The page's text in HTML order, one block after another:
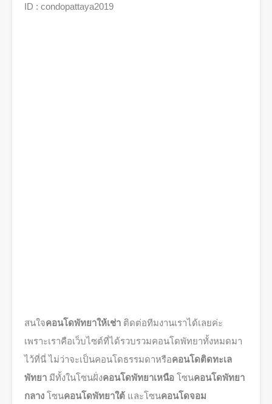
ID : condopattaya2019
สนใจคอนโดพัทยาให้เช่า ติดต่อทีมงานเราได้เลยค่ะ
เพราะเราคือเว็บไซต์ที่ได้รวบรวมคอนโดพัทยาทั้งหมดมา
ไว้ที่นี่ ไม่ว่าจะเป็นคอนโดธรรมดาหรือคอนโดติดทะเล
พัทยา มีทั้งในโซนฝั่งคอนโดพัทยาเหนือ โซนคอนโดพัทยา
กลาง โซนคอนโดพัทยาใต้ และโซนคอนโดจอม